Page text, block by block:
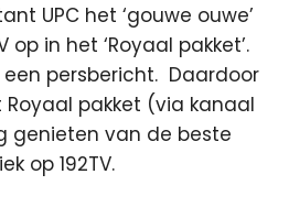
UPC het ‘gouwe ouwe’
op in het ‘Royaal pakket’.
een persbericht. Daardoor
Royaal pakket (via kanaal
genieten van de beste
op 192TV.